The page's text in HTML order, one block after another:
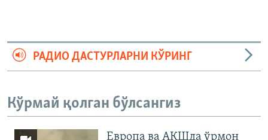
РАДИО ДАСТУРЛАРНИ КЎРИНГ
Кўрмай қолган бўлсангиз
Европа ва АҚШда ўрмон